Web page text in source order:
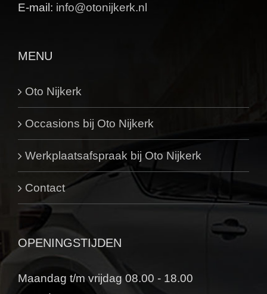
E-mail: info@otonijkerk.nl
MENU
Oto Nijkerk
Occasions bij Oto Nijkerk
Werkplaatsafspraak bij Oto Nijkerk
Contact
OPENINGSTIJDEN
Maandag t/m vrijdag 08.00 - 18.00